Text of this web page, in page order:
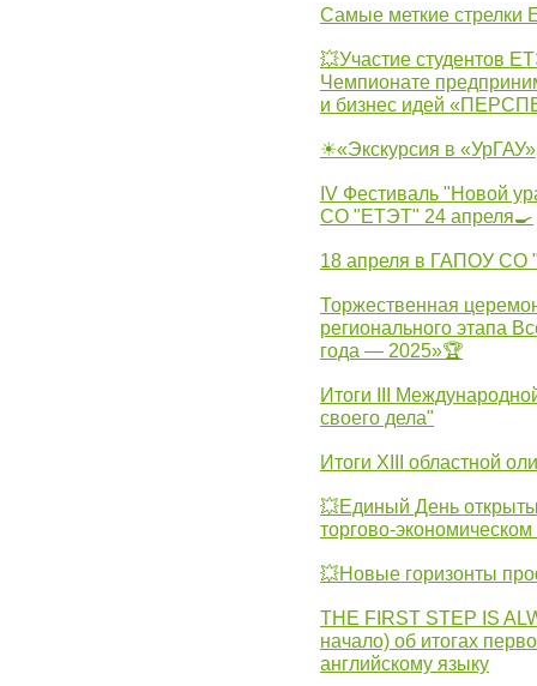
Самые меткие стрелки
💥Участие студентов
Чемпионате
и бизнес идей
☀«Экскурсия в «УрГАУ»
IV Фестиваль "Новой
СО "ЕТЭТ" 24 апреля🍳
18 апреля в ГАПОУ СО
Торжественная
регионального этапа
года — 2025»🏆
Итоги III
своего дела"
Итоги XIII областной
💥Единый День
торгово-
💥Новые горизонты
THE FIRST STEP IS
начало) об итогах
английскому языку